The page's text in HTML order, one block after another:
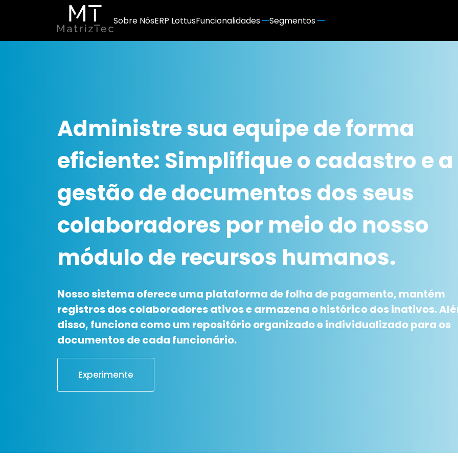
Sobre NósERP LottusFuncionalidades Segmentos
Administre sua equipe de forma
eficiente: Simplifique o cadastro e a
gestão de documentos dos seus
colaboradores por meio do nosso
módulo de recursos humanos.
Nosso sistema oferece uma plataforma de folha de pagamento, mantém
registros dos colaboradores ativos e armazena o histórico dos inativos.
disso, funciona como um repositório organizado e individualizado para os
documentos de cada funcionário.
Experimente